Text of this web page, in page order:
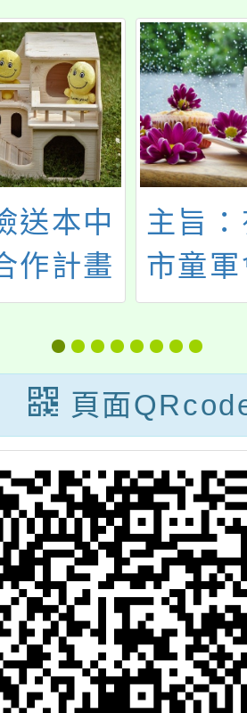
送本中
作計畫
創股份
桃園地
史活動
動報名
，敬請
宣傳並
條件學
與，請
。
主旨
市童
園市
技能
動，
踴躍
請
頁面